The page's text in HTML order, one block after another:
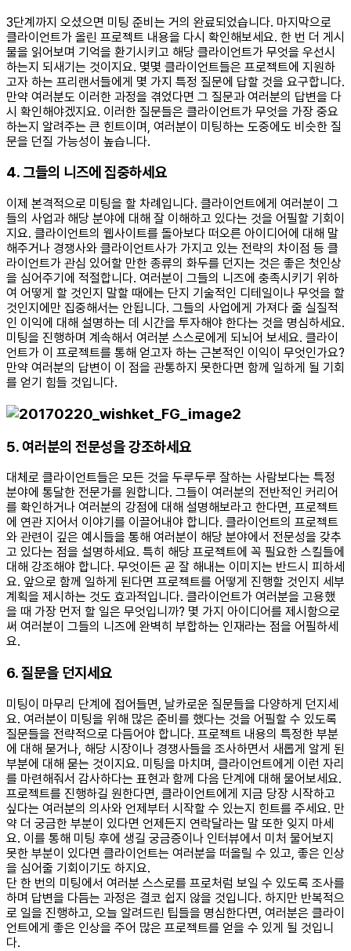
3단계까지 오셨으면 미팅 준비는 거의 완료되었습니다. 마지막으로
클라이언트가 올린 프로젝트 내용을 다시 확인해보세요. 한 번 더 게시
물을 읽어보며 기억을 환기시키고 해당 클라이언트가 무엇을 우선시
하는지 되새기는 것이지요. 몇몇 클라이언트들은 프로젝트에 지원하
고자 하는 프리랜서들에게 몇 가지 특정 질문에 답할 것을 요구합니다.
만약 여러분도 이러한 과정을 겪었다면 그 질문과 여러분의 답변을 다
시 확인해야겠지요. 이러한 질문들은 클라이언트가 무엇을 가장 중요
하는지 알려주는 큰 힌트이며, 여러분이 미팅하는 도중에도 비슷한 질
문을 던질 가능성이 높습니다.
4. 그들의 니즈에 집중하세요
이제 본격적으로 미팅을 할 차례입니다. 클라이언트에게 여러분이 그
들의 사업과 해당 분야에 대해 잘 이해하고 있다는 것을 어필할 기회이
지요. 클라이언트의 웹사이트를 돌아보다 떠오른 아이디어에 대해 말
해주거나 경쟁사와 클라이언트사가 가지고 있는 전략의 차이점 등 클
라이언트가 관심 있어할 만한 종류의 화두를 던지는 것은 좋은 첫인상
을 심어주기에 적절합니다. 여러분이 그들의 니즈에 충족시키기 위하
여 어떻게 할 것인지 말할 때에는 단지 기술적인 디테일이나 무엇을 할
것인지에만 집중해서는 안됩니다. 그들의 사업에게 가져다 줄 실질적
인 이익에 대해 설명하는 데 시간을 투자해야 한다는 것을 명심하세요.
미팅을 진행하며 계속해서 여러분 스스로에게 되뇌어 보세요. 클라이
언트가 이 프로젝트를 통해 얻고자 하는 근본적인 이익이 무엇인가요?
만약 여러분의 답변이 이 점을 관통하지 못한다면 함께 일하게 될 기회
를 얻기 힘들 것입니다.
5. 여러분의 전문성을 강조하세요
대체로 클라이언트들은 모든 것을 두루두루 잘하는 사람보다는 특정
분야에 통달한 전문가를 원합니다. 그들이 여러분의 전반적인 커리어
를 확인하거나 여러분의 강점에 대해 설명해보라고 한다면, 프로젝트
에 연관 지어서 이야기를 이끌어내야 합니다. 클라이언트의 프로젝트
와 관련이 깊은 예시들을 통해 여러분이 해당 분야에서 전문성을 갖추
고 있다는 점을 설명하세요. 특히 해당 프로젝트에 꼭 필요한 스킬들에
대해 강조해야 합니다. 무엇이든 곧 잘 해내는 이미지는 반드시 피하세
요. 앞으로 함께 일하게 된다면 프로젝트를 어떻게 진행할 것인지 세부
계획을 제시하는 것도 효과적입니다. 클라이언트가 여러분을 고용했
을 때 가장 먼저 할 일은 무엇입니까? 몇 가지 아이디어를 제시함으로
써 여러분이 그들의 니즈에 완벽히 부합하는 인재라는 점을 어필하세
요.
6. 질문을 던지세요
미팅이 마무리 단계에 접어들면, 날카로운 질문들을 다양하게 던지세
요. 여러분이 미팅을 위해 많은 준비를 했다는 것을 어필할 수 있도록
질문들을 전략적으로 다듬어야 합니다. 프로젝트 내용의 특정한 부분
에 대해 묻거나, 해당 시장이나 경쟁사들을 조사하면서 새롭게 알게 된
부분에 대해 묻는 것이지요. 미팅을 마치며, 클라이언트에게 이런 자리
를 마련해줘서 감사하다는 표현과 함께 다음 단계에 대해 물어보세요.
프로젝트를 진행하길 원한다면, 클라이언트에게 지금 당장 시작하고
싶다는 여러분의 의사와 언제부터 시작할 수 있는지 힌트를 주세요. 만
약 더 궁금한 부분이 있다면 언제든지 연락달라는 말 또한 잊지 마세
요. 이를 통해 미팅 후에 생길 궁금증이나 인터뷰에서 미처 물어보지
못한 부분이 있다면 클라이언트는 여러분을 떠올릴 수 있고, 좋은 인상
을 심어줄 기회이기도 하지요.
단 한 번의 미팅에서 여러분 스스로를 프로처럼 보일 수 있도록 조사를
하며 답변을 다듬는 과정은 결코 쉽지 않을 것입니다. 하지만 반복적으
로 일을 진행하고, 오늘 알려드린 팁들을 명심한다면, 여러분은 클라이
언트에게 좋은 인상을 주어 많은 프로젝트를 얻을 수 있게 될 것입니
다.